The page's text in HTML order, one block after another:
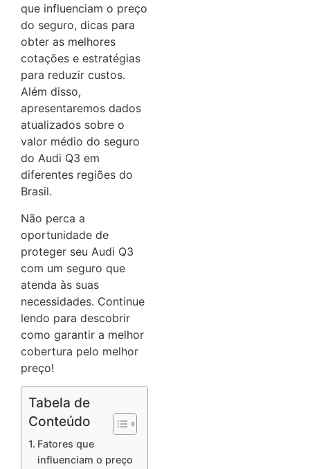
que influenciam o preço
do seguro, dicas para
obter as melhores
cotações e estratégias
para reduzir custos.
Além disso,
apresentaremos dados
atualizados sobre o
valor médio do seguro
do Audi Q3 em
diferentes regiões do
Brasil.
Não perca a
oportunidade de
proteger seu Audi Q3
com um seguro que
atenda às suas
necessidades. Continue
lendo para descobrir
como garantir a melhor
cobertura pelo melhor
preço!
Tabela de
Conteúdo
Fatores que
influenciam o preço